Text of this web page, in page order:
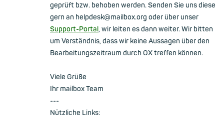
geprüft bzw. behoben werden. Senden Sie uns diese
gern an helpdesk@mailbox.org oder über unser
Support-Portal, wir leiten es dann weiter. Wir bitten
um Verständnis, dass wir keine Aussagen über den
Bearbeitungszeitraum durch OX treffen können.
Viele Grüße
Ihr mailbox Team
---
Nützliche Links: